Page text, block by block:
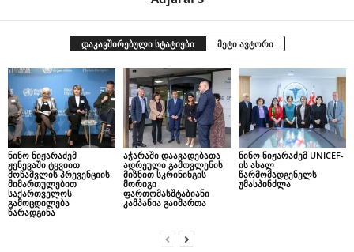
დაკავშირებული სტატიები მეტი ავტორი
ნინო ნიჟარაძემ
ჟენევაში ტყვიით
მოწამვლის პრევენციის
მიმართულებით
საქართველოს
გამოცდილება
წარადგინა
აჭარაში დაავადებათა
ადრეული გამოვლენის
მიზნით სკრინინგის
მორიგი
ფართომასშტაბიანი
კამპანია გაიმართა
ნინო ნიჟარაძემ UNICEF-
ის ახალ
წარმომადგენელს
უმასპინძლა